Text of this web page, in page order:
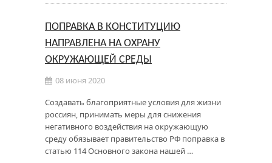
ПОПРАВКА В КОНСТИТУЦИЮ
НАПРАВЛЕНА НА ОХРАНУ
ОКРУЖАЮЩЕЙ СРЕДЫ
08 июня 2020
Создавать благоприятные условия для жизни
россиян, принимать меры для снижения
негативного воздействия на окружающую
среду обязывает правительство РФ поправка в
статью 114 Основного закона нашей …